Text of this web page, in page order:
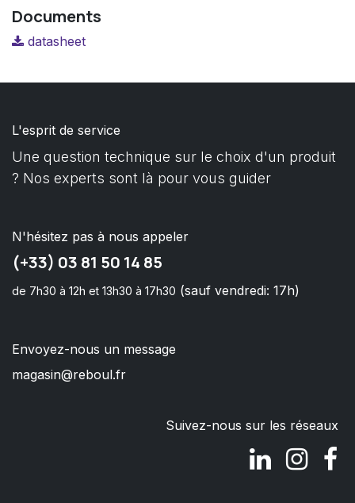
Documents
datasheet
L'esprit de service
Une question technique sur le choix d'un produit
? Nos experts sont là pour vous guider
N'hésitez pas à nous appeler
(+33) 03 81 50 14 85
de 7h30 à 12h et 13h30 à 17h30 (sauf vendredi: 17h)
Envoyez-nous un message
magasin@reboul.fr
Suivez-nous sur les réseaux